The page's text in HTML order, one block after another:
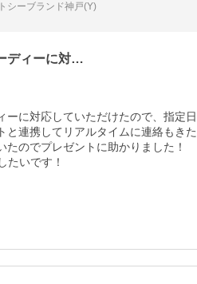
シーブランド神戸(Y)
ディーに対…
に対応していただけたので、指定
と連携してリアルタイムに連絡もき
のでプレゼントに助かりました！
たいです！